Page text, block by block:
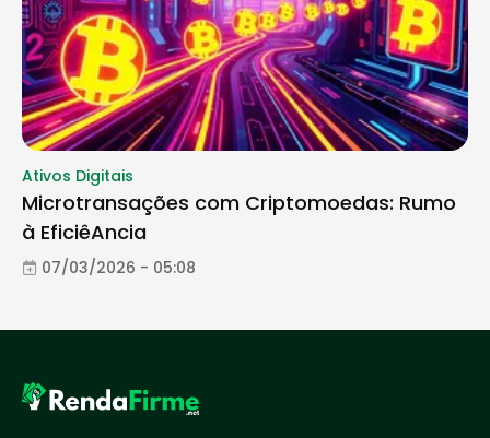
Ativos Digitais
Microtransações com Criptomoedas: Rumo
à EficiêAncia
07/03/2026 - 05:08